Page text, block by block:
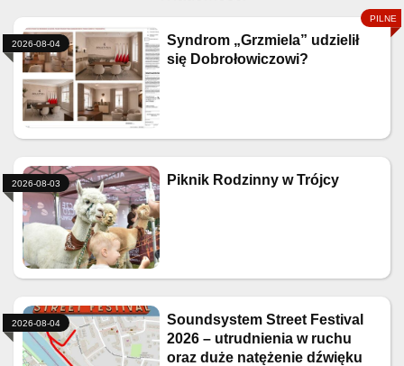
Syndrom „Grzmiela” udzielił
się Dobrołowiczowi?
2026-08-04
Piknik Rodzinny w Trójcy
2026-08-03
Soundsystem Street Festival
2026 – utrudnienia w ruchu
oraz duże natężenie dźwięku
2026-08-04